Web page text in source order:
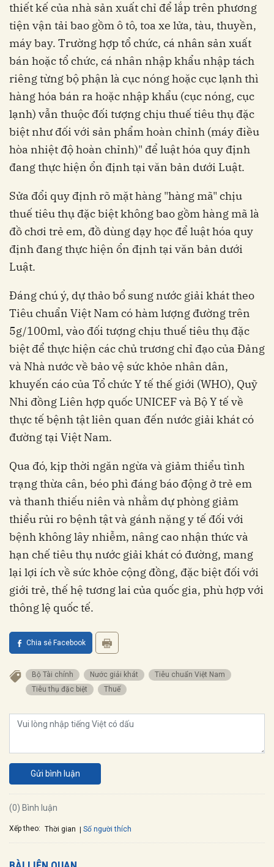
thiết kế của nhà sản xuất chỉ để lắp trên phương
tiện vận tải bao gồm ô tô, toa xe lửa, tàu, thuyền,
máy bay. Trường hợp tổ chức, cá nhân sản xuất
bán hoặc tổ chức, cá nhân nhập khẩu nhập tách
riêng từng bộ phận là cục nóng hoặc cục lạnh thì
hàng hóa bán ra hoặc nhập khẩu (cục nóng, cục
lạnh) vẫn thuộc đối tượng chịu thuế tiêu thụ đặc
biệt như đối với sản phẩm hoàn chỉnh (máy điều
hòa nhiệt độ hoàn chỉnh)" để luật hóa quy định
đang thực hiện ổn định tại văn bản dưới Luật.
Sửa đổi quy định rõ mặt hàng "hàng mã" chịu
thuế tiêu thụ đặc biệt không bao gồm hàng mã là
đồ chơi trẻ em, đồ dùng dạy học để luật hóa quy
định đang thực hiện ổn định tại văn bản dưới
Luật.
Đáng chú ý, dự thảo bổ sung nước giải khát theo
Tiêu chuẩn Việt Nam có hàm lượng đường trên
5g/100ml, vào đối tượng chịu thuế tiêu thụ đặc
biệt để thực hiện các chủ trương chỉ đạo của Đảng
và Nhà nước về bảo vệ sức khỏe nhân dân,
khuyến cáo của Tổ chức Y tế thế giới (WHO), Quỹ
Nhi đồng Liên hợp quốc UNICEF và Bộ Y tế về
thực tế bệnh tật liên quan đến nước giải khát có
đường tại Việt Nam.
Qua đó, kịp thời ngăn ngừa và giảm thiểu tình
trạng thừa cân, béo phì đáng báo động ở trẻ em
và thanh thiếu niên và nhằm dự phòng giảm
thiểu rủi ro bệnh tật và gánh nặng y tế đối với
bệnh không lây nhiễm, nâng cao nhận thức và
hạn chế tiêu thụ nước giải khát có đường, mang
lại lợi ích về sức khỏe cộng đồng, đặc biệt đối với
giới trẻ, thế hệ tương lai của quốc gia, phù hợp với
thông lệ quốc tế.
Chia sẻ Facebook
Bộ Tài chính nước giải khát
tiêu chuẩn Việt Nam
tiêu thụ đặc biệt
thuế
Gửi bình luận
(0) Bình luận
Xếp theo: Thời gian Số người thích